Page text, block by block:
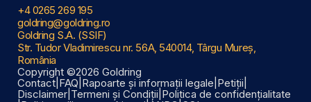
+4 0265 269 195
goldring@goldring.ro
Goldring S.A. (SSIF)
Str. Tudor Vladimirescu nr. 56A, 540014, Târgu Mureș,
România
Copyright ©2026 Goldring
Contact FAQ Rapoarte și informații legale Petiții
Disclaimer Termeni și Condiții Politica de confidențialitate